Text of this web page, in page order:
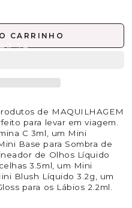
CARRINHO
de MAQUILHAGEM
para levar em viagem.
C 3ml, um Mini
Base para Sombra de
de Olhos Líquido
3.5ml, um Mini
Blush Líquido 3.2g, um
para os Lábios 2.2ml.